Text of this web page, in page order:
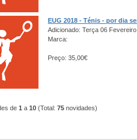
EUG 2018 - Ténis - por dia
Adicionado: Terça 06
Marca:
Preço: 35,00€
de 1 a 10 (Total: 75 novidades)